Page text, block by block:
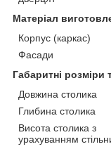
Матеріал
Корпус (каркас)
Фасади
Габаритні розміри
Довжина столика
Глибина столика
Висота столика з
урахуванням